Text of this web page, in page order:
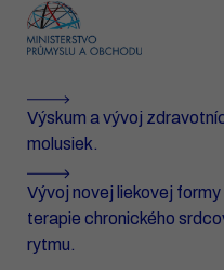
Výskum a vývoj
molusiek.
Vývoj novej liekovej
terapie chronického
rytmu.